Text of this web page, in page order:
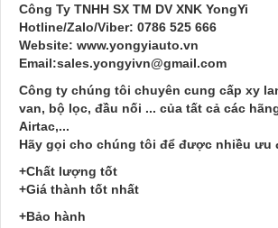
Công Ty TNHH SX TM DV XNK YongYi
Hotline/Zalo/Viber: 0786 525 666
Website: www.yongyiauto.vn
Email:sales.yongyivn@gmail.com
Công ty chúng tôi chuyên cung cấp xy
van, bộ lọc, đầu nối ... của tất cả các
Airtac,...
Hãy gọi cho chúng tôi để được nhiều ưu
+Chất lượng tốt
+Giá thành tốt nhất
+Bảo hành